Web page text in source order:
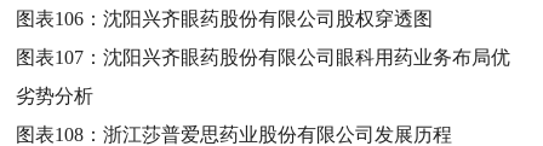
图表106：沈阳兴齐眼药股份有限公司股权穿透图
图表107：沈阳兴齐眼药股份有限公司眼科用药业务布局优
劣势分析
图表108：浙江莎普爱思药业股份有限公司发展历程